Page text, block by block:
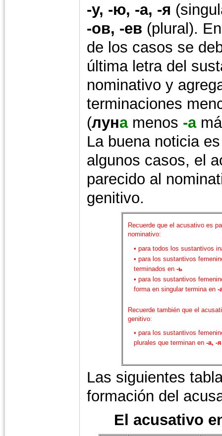
-у, -ю, -а, -я
-ов, -ев (plural).
de los casos se
última letra del
nominativo y
terminaciones
(лунаmenos -а
La buena noticia
algunos casos, el
parecido al
genitivo.
Recuerde que el acusativo es
nominativo:
• para todos los sustantivos
• para los sustantivos
terminados en -ь
• para los sustantivos
forma en singular termina en -
Recuerde también que el
genitivo:
• para los sustantivos
plurales que terminan en -а, -я
Las siguientes
formación del
El acusativo